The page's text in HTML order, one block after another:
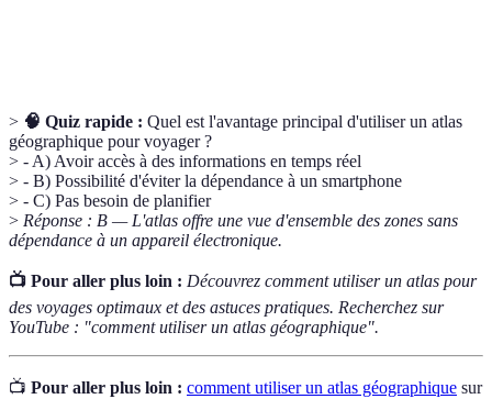
> 🧠 Quiz rapide : Quel est l'avantage principal d'utiliser un atlas
géographique pour voyager ?
> - A) Avoir accès à des informations en temps réel
> - B) Possibilité d'éviter la dépendance à un smartphone
> - C) Pas besoin de planifier
> Réponse : B — L'atlas offre une vue d'ensemble des zones sans
dépendance à un appareil électronique.
📺 Pour aller plus loin : Découvrez comment utiliser un atlas pour
des voyages optimaux et des astuces pratiques. Recherchez sur
YouTube : "comment utiliser un atlas géographique".
📺 Pour aller plus loin : comment utiliser un atlas géographique sur